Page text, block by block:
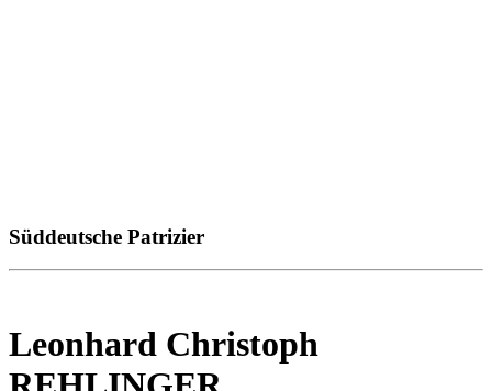
Süddeutsche Patrizier
Leonhard Christoph